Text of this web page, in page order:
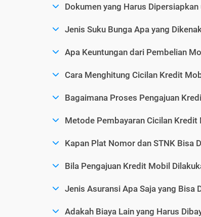
Dokumen yang Harus
Jenis Suku Bunga Apa yang
Apa Keuntungan dari Pembelian
Cara Menghitung Cicilan Kredit
Bagaimana Proses Pengajuan
Metode Pembayaran Cicilan Kredit
Kapan Plat Nomor dan STNK Bisa
Bila Pengajuan Kredit Mobil
Jenis Asuransi Apa Saja yang
Adakah Biaya Lain yang Harus